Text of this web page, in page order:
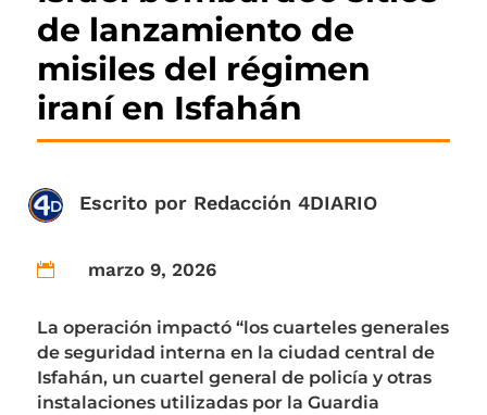
de lanzamiento de
misiles del régimen
iraní en Isfahán
Escrito por Redacción 4DIARIO
 marzo 9, 2026
La operación impactó “los cuarteles generales
de seguridad interna en la ciudad central de
Isfahán, un cuartel general de policía y otras
instalaciones utilizadas por la Guardia